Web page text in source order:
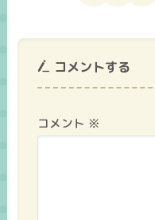
コメントする
コメント ※